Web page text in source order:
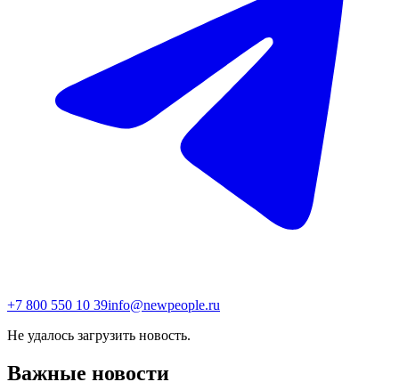
+7 800 550 10 39info@newpeople.ru
Не удалось загрузить новость.
Важные новости